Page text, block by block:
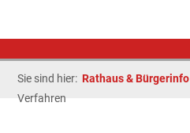
Sie sind hier: Rathaus & Bürgerinfo
Verfahren